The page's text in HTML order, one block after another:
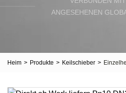
ANGESEHENEN
Heim > Produkte > Keilschieber >